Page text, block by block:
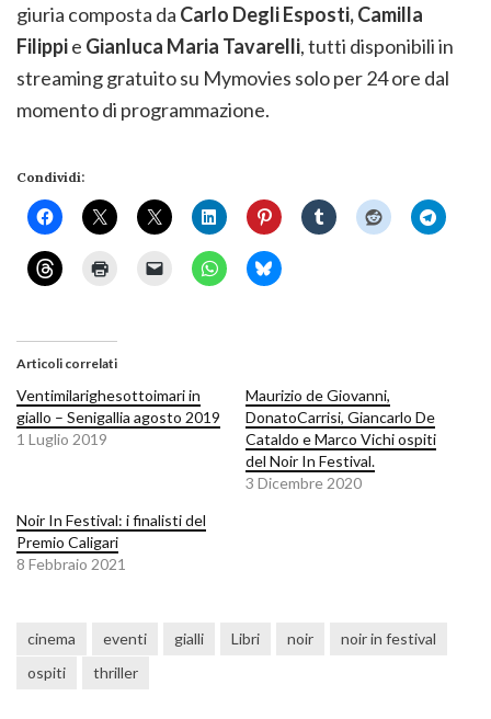
giuria composta da Carlo Degli Esposti, Camilla
Filippie Gianluca Maria Tavarelli, tutti disponibili in
streaming gratuito su Mymovies solo per 24 ore dal
momento di programmazione.
Condividi:
Articoli correlati
Ventimilarighesottoimari in
giallo – Senigallia agosto 2019
1 Luglio 2019
Maurizio de Giovanni,
DonatoCarrisi, Giancarlo De
Cataldo e Marco Vichi ospiti
del Noir In Festival.
3 Dicembre 2020
Noir In Festival: i finalisti del
Premio Caligari
8 Febbraio 2021
cinema eventi gialli Libri noir
noir in festival
ospiti
thriller